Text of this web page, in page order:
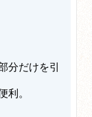
分だけを引
利。